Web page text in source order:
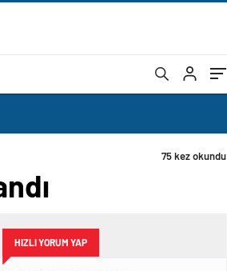
75 kez okundu
HIZLI YORUM YAP